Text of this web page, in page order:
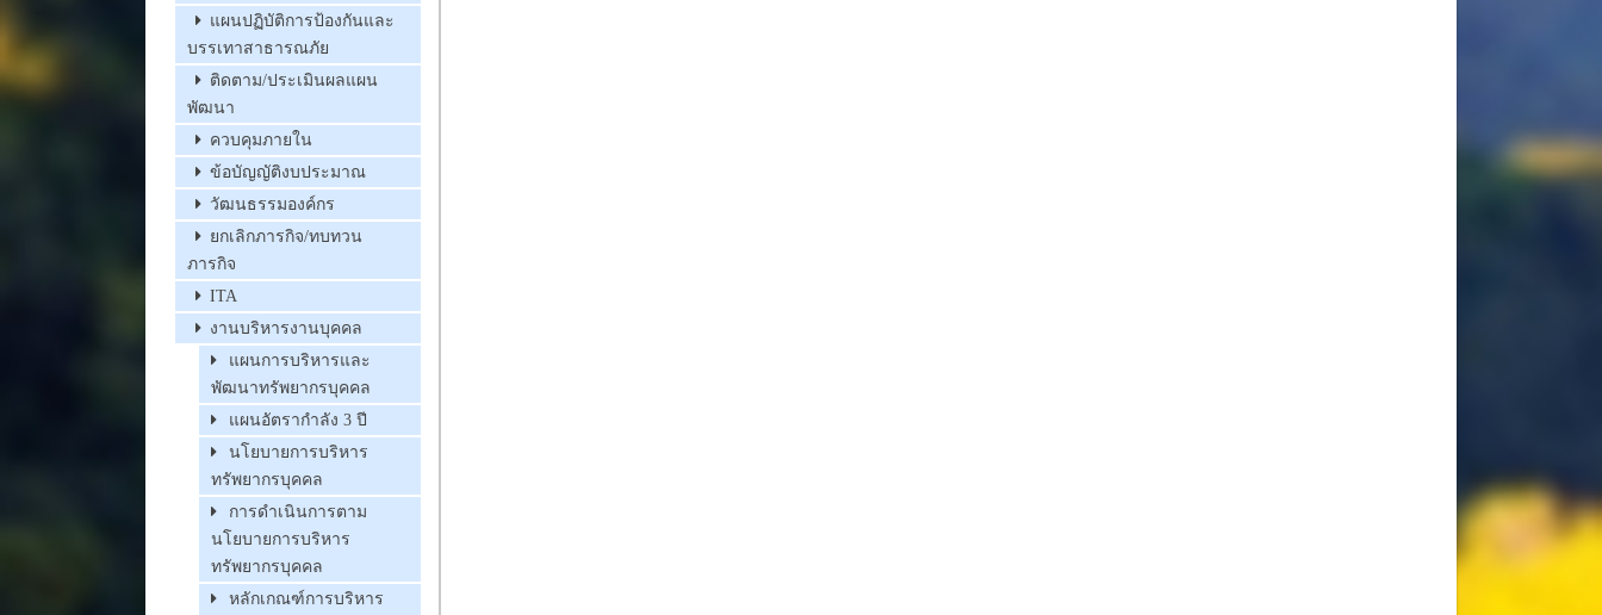
แผนปฏิบัติการป้องกันและ
บรรเทาสาธารณภัย
ติดตาม/ประเมินผลแผน
พัฒนา
ควบคุมภายใน
ข้อบัญญัติงบประมาณ
วัฒนธรรมองค์กร
ยกเลิกภารกิจ/ทบทวน
ภารกิจ
ITA
งานบริหารงานบุคคล
แผนการบริหารและ
พัฒนาทรัพยากรบุคคล
แผนอัตรากำลัง 3 ปี
นโยบายการบริหาร
ทรัพยากรบุคคล
การดำเนินการตาม
นโยบายการบริหาร
ทรัพยากรบุคคล
หลักเกณฑ์การบริหาร